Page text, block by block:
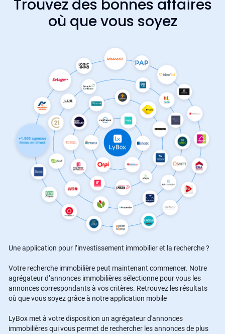
Trouvez des bonnes affaires
où que vous soyez
Une application pour l’investissement immobilier et la recherche ?
Votre recherche immobilière peut maintenant commencer. Notre
agrégateur d’annonces immobilières sélectionne pour vous les
annonces correspondants à vos critères. Retrouvez les résultats
où que vous soyez grâce à notre application mobile
LyBox met à votre disposition un agrégateur d'annonces
immobilières qui vous permet de rechercher les annonces de plus